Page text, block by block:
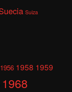
Suiza
1956 1958 1959
1968